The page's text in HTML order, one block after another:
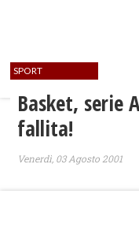
SPORT
Basket, serie
fallita!
Venerdì, 03 Agosto 2001